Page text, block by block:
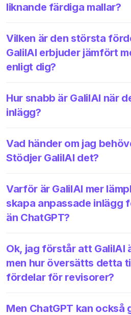
liknande färdiga mallar?
Vilken är den största
GalilAI erbjuder jämfört
enligt dig?
Hur snabb är GalilAI när
inlägg?
Vad händer om jag
Stödjer GalilAI det?
Varför är GalilAI mer
skapa anpassade inlägg
än ChatGPT?
Ok, jag förstår att GalilAI
men hur översätts detta
fördelar för revisorer?
Men ChatGPT kan också